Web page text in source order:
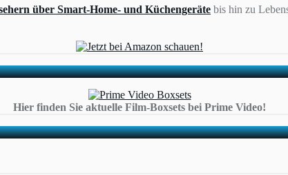
über Smart-Home- und Küchengeräte bis hin zu
Hier finden Sie aktuelle Film-Boxsets bei Prime Video!